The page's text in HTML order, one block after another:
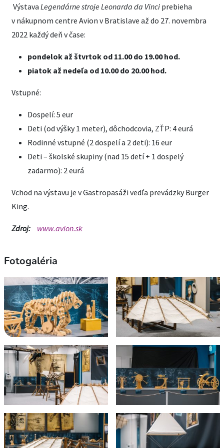
Výstava Legendárne stroje Leonarda da Vinci prebieha
v nákupnom centre Avion v Bratislave až do 27. novembra
2022 každý deň v čase:
pondelok až štvrtok od 11.00 do 19.00 hod.
piatok až nedeľa od 10.00 do 20.00 hod.
Vstupné:
Dospelí: 5 eur
Deti (od výšky 1 meter), dôchodcovia, ZŤP: 4 eurá
Rodinné vstupné (2 dospelí a 2 deti): 16 eur
Deti – školské skupiny (nad 15 detí + 1 dospelý
zadarmo): 2 eurá
Vchod na výstavu je v Gastropasáži vedľa prevádzky Burger
King.
Zdroj: www.avion.sk
Fotogaléria